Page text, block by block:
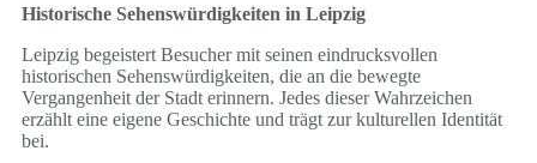
Historische Sehenswürdigkeiten in Leipzig
Leipzig begeistert Besucher mit seinen eindrucksvollen
historischen Sehenswürdigkeiten, die an die bewegte
Vergangenheit der Stadt erinnern. Jedes dieser Wahrzeichen
erzählt eine eigene Geschichte und trägt zur kulturellen Identität
bei.